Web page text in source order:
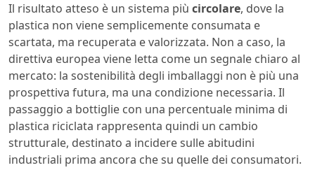
Il risultato atteso è un sistema più circolare, dove la
plastica non viene semplicemente consumata e
scartata, ma recuperata e valorizzata. Non a caso, la
direttiva europea viene letta come un segnale chiaro al
mercato: la sostenibilità degli imballaggi non è più una
prospettiva futura, ma una condizione necessaria. Il
passaggio a bottiglie con una percentuale minima di
plastica riciclata rappresenta quindi un cambio
strutturale, destinato a incidere sulle abitudini
industriali prima ancora che su quelle dei consumatori.